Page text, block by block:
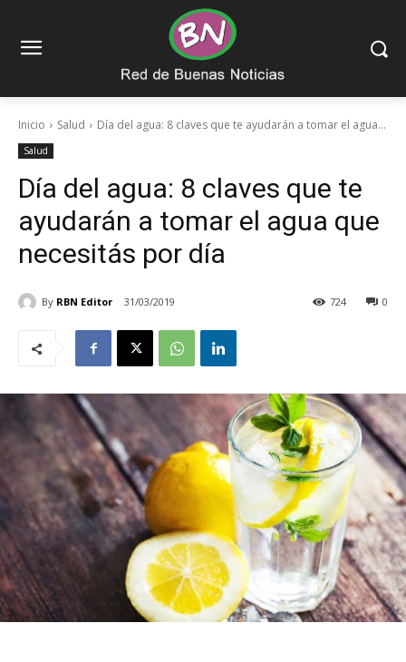
Inicio Salud Día del agua: 8 claves que te ayudarán a tomar el agua...
Salud
Día del agua: 8 claves que te
ayudarán a tomar el agua que
necesitás por día
By RBN Editor 31/03/2019 0
724